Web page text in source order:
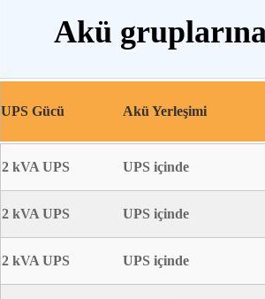
Akü
UPS Gücü Akü Yerleşimi
2 kVA UPS UPS içinde
2 kVA UPS UPS içinde
2 kVA UPS UPS içinde